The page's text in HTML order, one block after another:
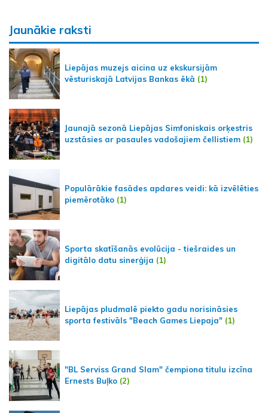
Jaunākie raksti
Liepājas muzejs aicina uz ekskursijām
vēsturiskajā Latvijas Bankas ēkā (1)
Jaunajā sezonā Liepājas Simfoniskais orķestris
uzstāsies ar pasaules vadošajiem čellistiem (1)
Populārākie fasādes apdares veidi: kā izvēlēties
piemērotāko (1)
Sporta skatīšanās evolūcija - tiešraides un
digitālo datu sinerģija (1)
Liepājas pludmalē piekto gadu norisināsies
sporta festivāls "Beach Games Liepaja" (1)
"BL Serviss Grand Slam" čempiona titulu izcīna
Ernests Buļko (2)